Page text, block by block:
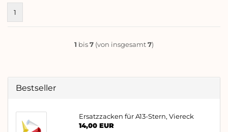
1
1 bis7 (von insgesamt7)
Bestseller
Ersatzzacken für A13-Stern, Viereck
14,00 EUR